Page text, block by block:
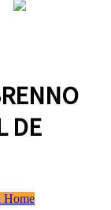
DE
Home